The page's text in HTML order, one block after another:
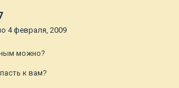
4 февраля, 2009
можно?
к вам?